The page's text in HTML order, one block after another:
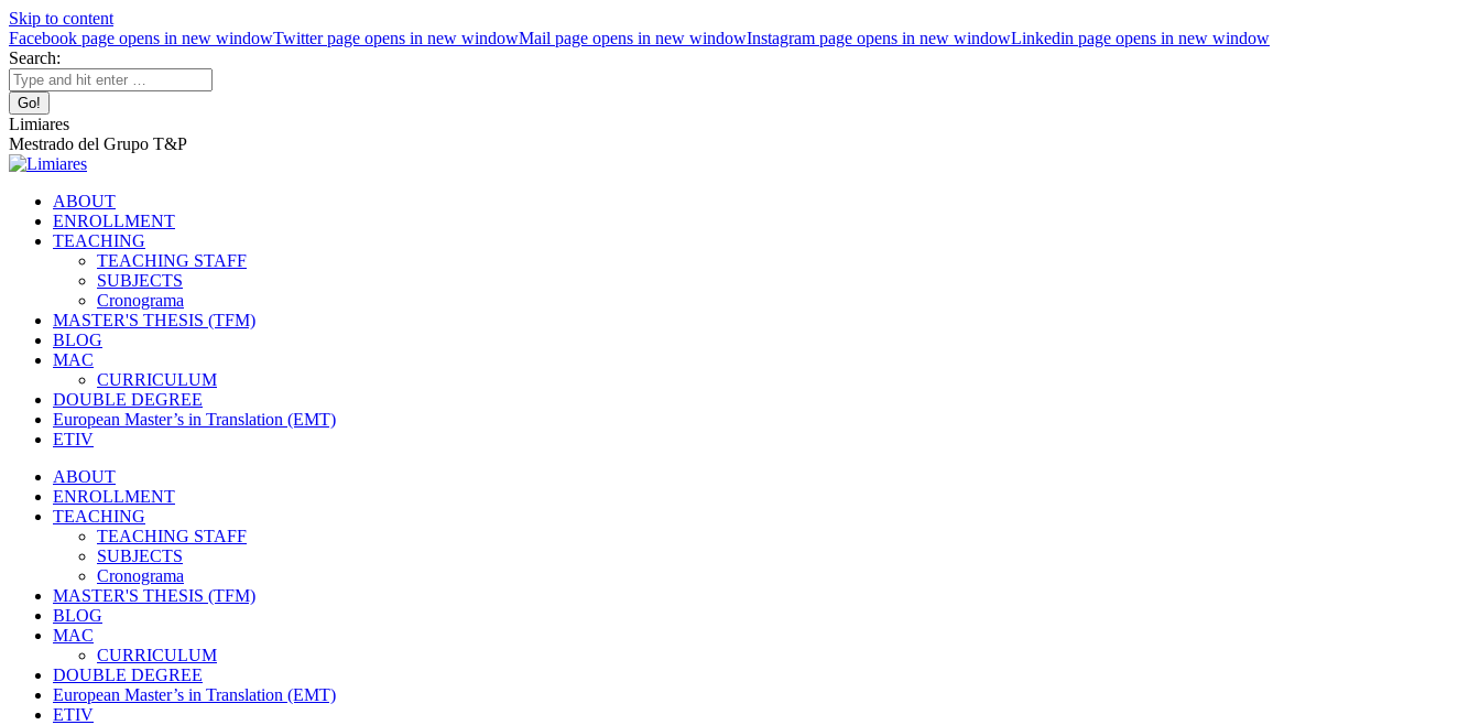
Skip to content
Facebook page opens in new windowTwitter page opens in new windowMail page opens in new windowInstagram page opens in new windowLinkedin page opens in new window
Search:
Limiares
Mestrado del Grupo T&P
ABOUT
ENROLLMENT
TEACHING
TEACHING STAFF
SUBJECTS
Cronograma
MASTER'S THESIS (TFM)
BLOG
MAC
CURRICULUM
DOUBLE DEGREE
European Master’s in Translation (EMT)
ETIV
ABOUT
ENROLLMENT
TEACHING
TEACHING STAFF
SUBJECTS
Cronograma
MASTER'S THESIS (TFM)
BLOG
MAC
CURRICULUM
DOUBLE DEGREE
European Master’s in Translation (EMT)
ETIV